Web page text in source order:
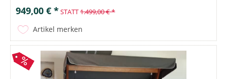
949,00 € *STATT1.499,00 € *
Artikel merken